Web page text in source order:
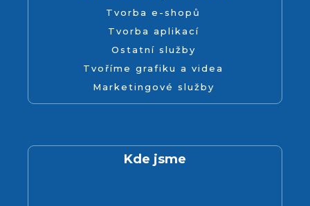
Tvorba e-shopů
Tvorba aplikací
Ostatní služby
Tvoříme grafiku a videa
Marketingové služby
Kde jsme